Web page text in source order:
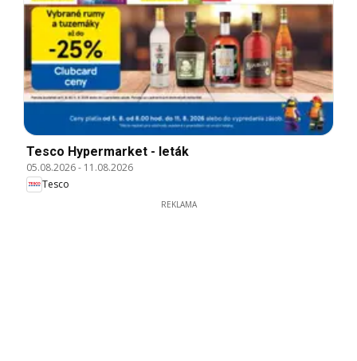
Tesco Hypermarket - leták
05.08.2026- 11.08.2026
Tesco
REKLAMA